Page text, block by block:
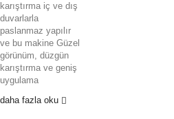
karıştırma iç ve dış
duvarlarla
paslanmaz yapılır
ve bu makine Güzel
görünüm, düzgün
karıştırma ve geniş
uygulama
daha fazla oku